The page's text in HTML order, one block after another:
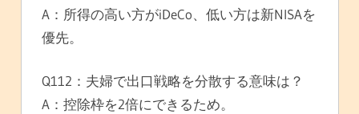
A：所得の高い方がiDeCo、低い方は新NISAを
優先。
Q112：夫婦で出口戦略を分散する意味は？
A：控除枠を2倍にできるため。